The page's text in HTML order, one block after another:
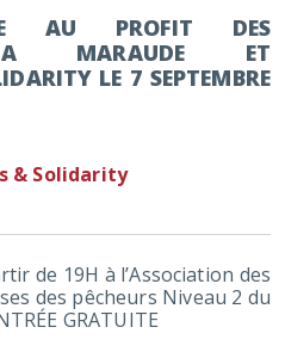
AU PROFIT DES
LA MARAUDE ET
LE 7 SEPTEMBRE
& Solidarity
de 19H à l’Association des
des pêcheurs Niveau 2 du
GRATUITE